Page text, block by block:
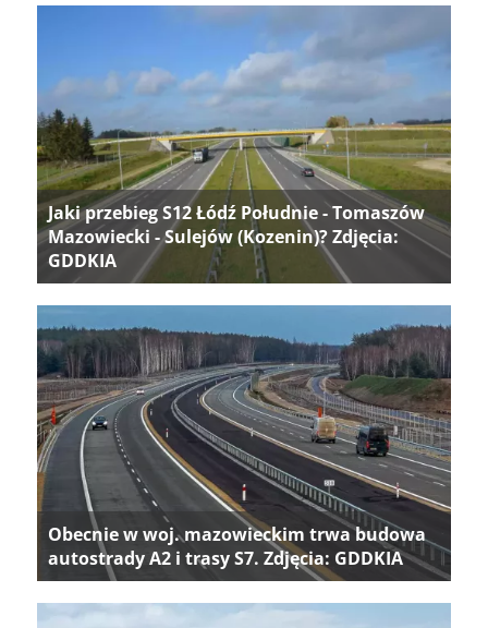
Jaki przebieg S12 Łódź Południe - Tomaszów
Mazowiecki - Sulejów (Kozenin)? Zdjęcia:
GDDKIA
Obecnie w woj. mazowieckim trwa budowa
autostrady A2 i trasy S7. Zdjęcia: GDDKIA